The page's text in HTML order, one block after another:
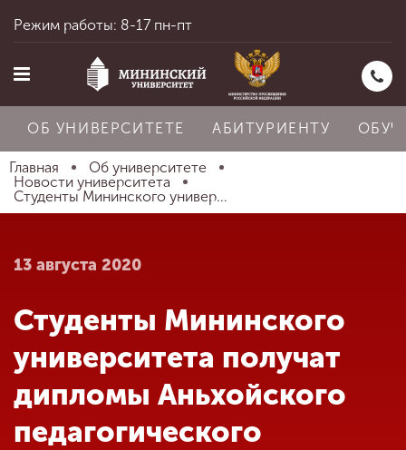
Главная
Абитуриенту
Обучение
Режим работы: 8-17 пн-пт
ОБ УНИВЕРСИТЕТЕ АБИТУРИЕНТУ
Главная
Об университете
Новости университета
Студенты Мининского универ...
13 августа 2020
Студенты Мининского
университета получат
дипломы Аньхойского
педагогического